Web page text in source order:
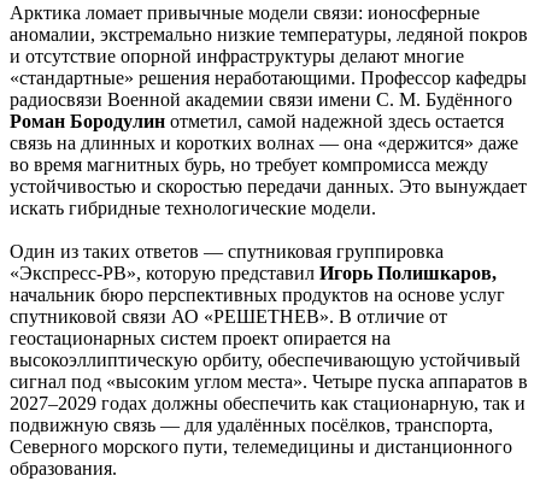
Арктика ломает привычные модели связи: ионосферные
аномалии, экстремально низкие температуры, ледяной покров
и отсутствие опорной инфраструктуры делают многие
«стандартные» решения неработающими. Профессор кафедры
радиосвязи Военной академии связи имени С. М. Будённого
Роман Бородулин отметил, самой надежной здесь остается
связь на длинных и коротких волнах — она «держится» даже
во время магнитных бурь, но требует компромисса между
устойчивостью и скоростью передачи данных. Это вынуждает
искать гибридные технологические модели.
Один из таких ответов — спутниковая группировка
«Экспресс-РВ», которую представил Игорь Полишкаров,
начальник бюро перспективных продуктов на основе услуг
спутниковой связи АО «РЕШЕТНЕВ». В отличие от
геостационарных систем проект опирается на
высокоэллиптическую орбиту, обеспечивающую устойчивый
сигнал под «высоким углом места». Четыре пуска аппаратов в
2027–2029 годах должны обеспечить как стационарную, так и
подвижную связь — для удалённых посёлков, транспорта,
Северного морского пути, телемедицины и дистанционного
образования.